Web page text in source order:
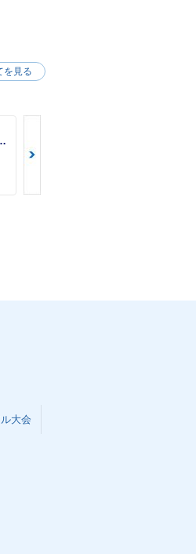
ンジン ＬＥＤヘッドライト標準装備
を見る
大会